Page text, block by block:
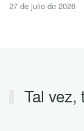
27 de julio de 2026
Tal